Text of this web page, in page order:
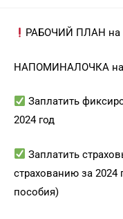
РАБОЧИЙ ПЛАН на
НАПОМИНАЛОЧКА на
Заплатить
2024 год
Заплатить
страхованию за 2024
пособия)